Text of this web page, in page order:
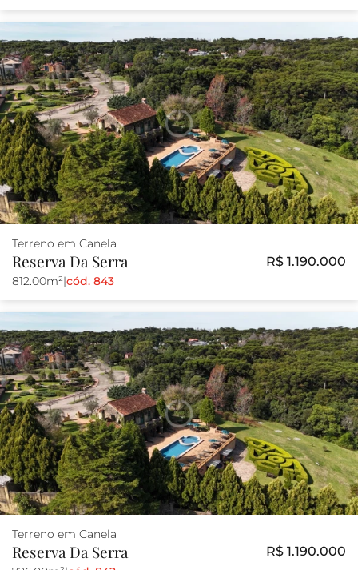
Terreno em Canela
Reserva Da Serra R$ 1.190.000
812.00m²|cód. 843
Terreno em Canela
Reserva Da Serra R$ 1.190.000